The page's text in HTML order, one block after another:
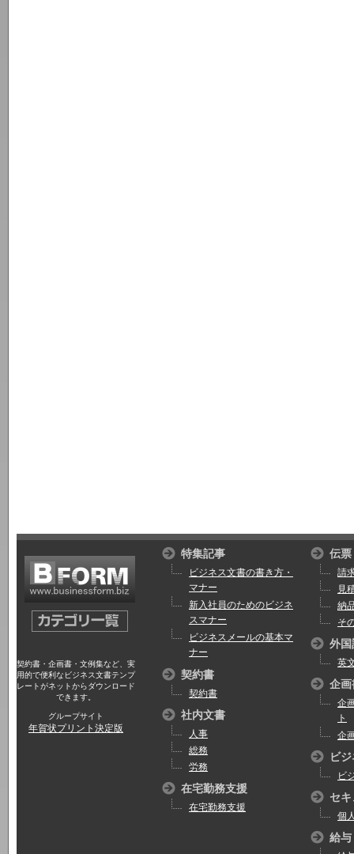
契約書・企画書・文例集など、実
用的で便利なビジネス文書テンプ
レートがネットからダウンロード
できます。
グループサイト
年賀状プリント決定版
特集記事
ビジネス文書の書き方・
マナー
新入社員のためのビジネ
スマナー
ビジネスメールの基本マ
ナー
契約書
契約書
社内文書
人事
総務
労務
在宅勤務支援
在宅勤務支援
伝票
請
見
納
そ
外国
英
企画
企
ト
企
ビ
ビ
セ
個
給与